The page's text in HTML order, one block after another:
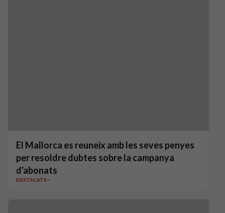
El Mallorca es reuneix amb les seves penyes
per resoldre dubtes sobre la campanya
d'abonats
DESTACATS